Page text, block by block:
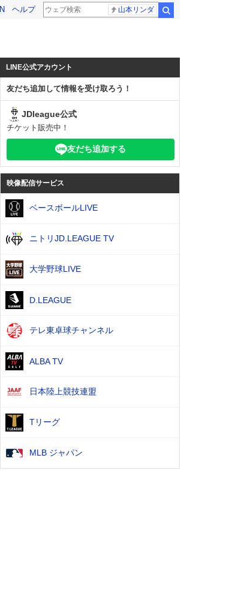
ヘルプ 山本リンダ
LINE公式アカウント
友だち追加して情報を受け取ろう！
JDleague公式
友だち追加する
チケット販売中！
映像配信サービス
ベースボールLIVE
ニトリJD.LEAGUE TV
大学野球LIVE
D.LEAGUE
テレ東卓球チャンネル
ALBA TV
日本陸上競技連盟
Tリーグ
MLB ジャパン